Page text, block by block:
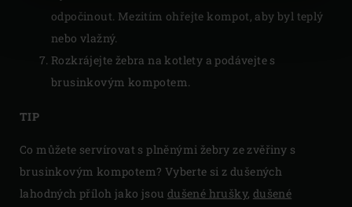
odpočinout. Mezitím ohřejte kompot, aby byl teplý
nebo vlažný.
Rozkrájejte žebra na kotlety a podávejte s
brusinkovým kompotem.
TIP
Co můžete servírovat s plněnými žebry ze zvěřiny s
brusinkovým kompotem? Vyberte si z dušených
lahodných příloh jako jsou dušené hrušky, dušené